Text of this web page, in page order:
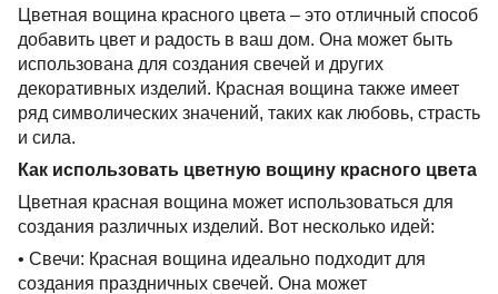
Цветная вощина красного цвета – это отличный способ
добавить цвет и радость в ваш дом. Она может быть
использована для создания свечей и других
декоративных изделий. Красная вощина также имеет
ряд символических значений, таких как любовь, страсть
и сила.
Как использовать цветную вощину красного цвета
Цветная красная вощина может использоваться для
создания различных изделий. Вот несколько идей:
• Свечи: Красная вощина идеально подходит для
создания праздничных свечей. Она может